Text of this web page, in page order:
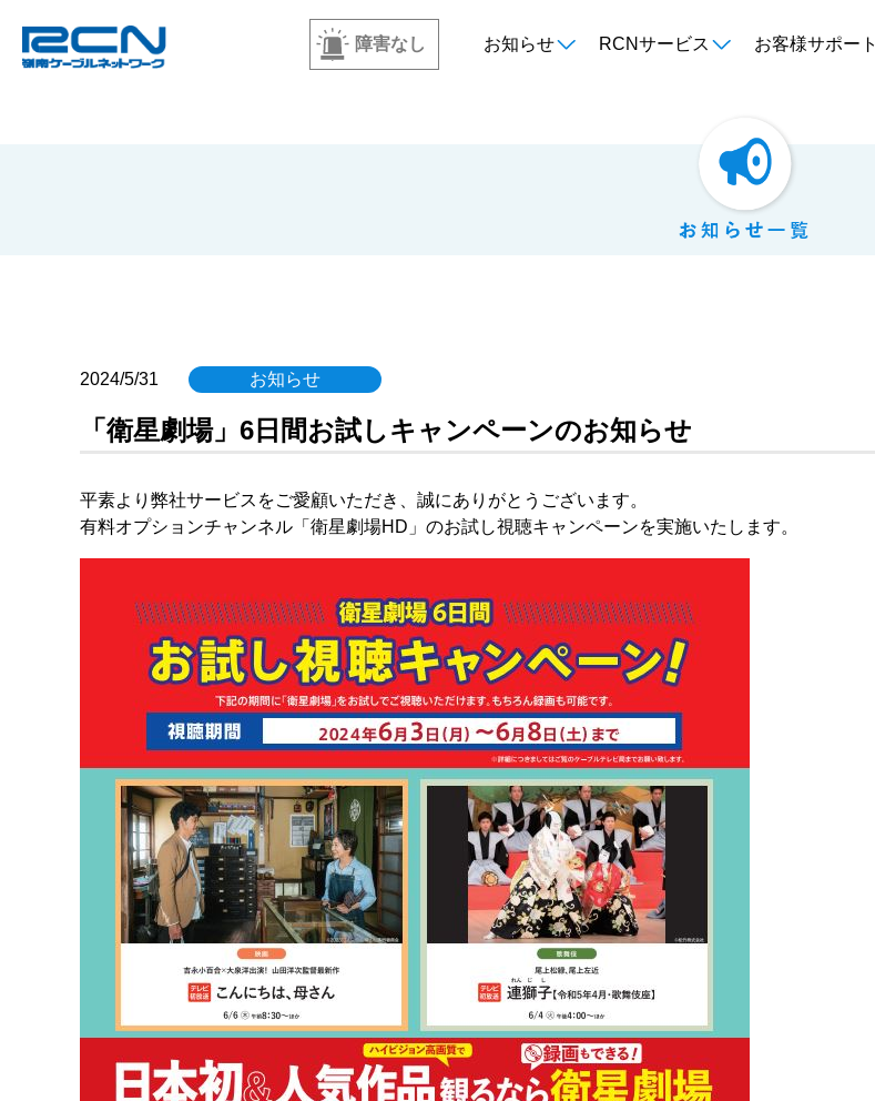
障害なし お知らせ RCNサービス お客様サポート
2024/5/31 お知らせ
「衛星劇場」6日間お試しキャンペーンのお知らせ
平素より弊社サービスをご愛顧いただき、誠にありがとうございます。
有料オプションチャンネル「衛星劇場HD」のお試し視聴キャンペーンを実施いたします。